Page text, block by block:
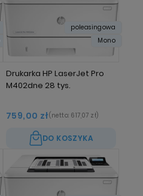
Drukarka HP LaserJet Pro
M402dne 28 tys.
759,00 zł(netto: 617,07 zł)
DO KOSZYKA
poleasingowa
Mono